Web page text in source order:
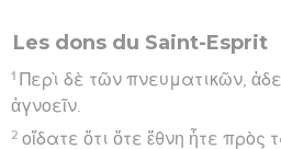
Les dons du Saint-Esprit
1 Περὶ δὲ τῶν πνευματικῶν,
ἀγνοεῖν.
2 οἴδατε ὅτι ὅτε ἔθνη ἦτε